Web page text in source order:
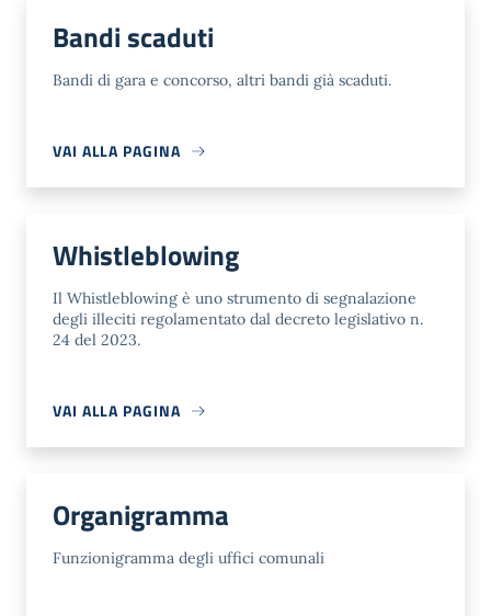
Bandi scaduti
Bandi di gara e concorso, altri bandi già scaduti.
VAI ALLA PAGINA
Whistleblowing
Il Whistleblowing è uno strumento di segnalazione
degli illeciti regolamentato dal decreto legislativo n.
24 del 2023.
VAI ALLA PAGINA
Organigramma
Funzionigramma degli uffici comunali